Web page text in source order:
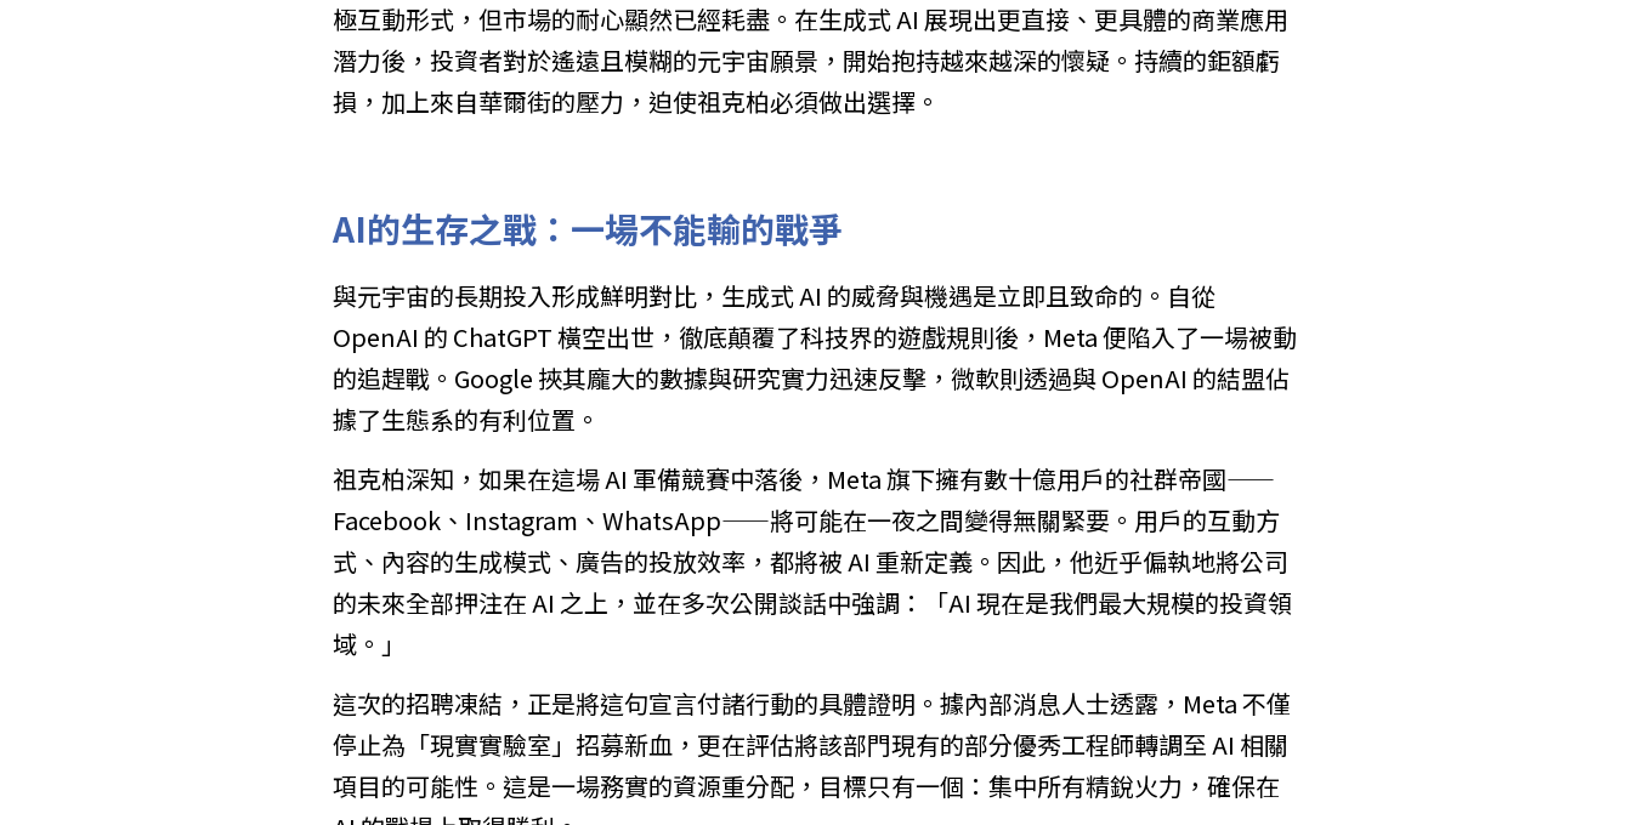
極互動形式，但市場的耐心顯然已經耗盡。在生成式 AI 展現出更直接、更具體的商業應用
潛力後，投資者對於遙遠且模糊的元宇宙願景，開始抱持越來越深的懷疑。持續的鉅額虧
損，加上來自華爾街的壓力，迫使祖克柏必須做出選擇。
AI的生存之戰：一場不能輸的戰爭
與元宇宙的長期投入形成鮮明對比，生成式 AI 的威脅與機遇是立即且致命的。自從
OpenAI 的 ChatGPT 橫空出世，徹底顛覆了科技界的遊戲規則後，Meta 便陷入了一場被動
的追趕戰。Google 挾其龐大的數據與研究實力迅速反擊，微軟則透過與 OpenAI 的結盟佔
據了生態系的有利位置。
祖克柏深知，如果在這場 AI 軍備競賽中落後，Meta 旗下擁有數十億用戶的社群帝國——
Facebook、Instagram、WhatsApp——將可能在一夜之間變得無關緊要。用戶的互動方
式、內容的生成模式、廣告的投放效率，都將被 AI 重新定義。因此，他近乎偏執地將公司
的未來全部押注在 AI 之上，並在多次公開談話中強調：「AI 現在是我們最大規模的投資領
域。」
這次的招聘凍結，正是將這句宣言付諸行動的具體證明。據內部消息人士透露，Meta 不僅
停止為「現實實驗室」招募新血，更在評估將該部門現有的部分優秀工程師轉調至 AI 相關
項目的可能性。這是一場務實的資源重分配，目標只有一個：集中所有精銳火力，確保在